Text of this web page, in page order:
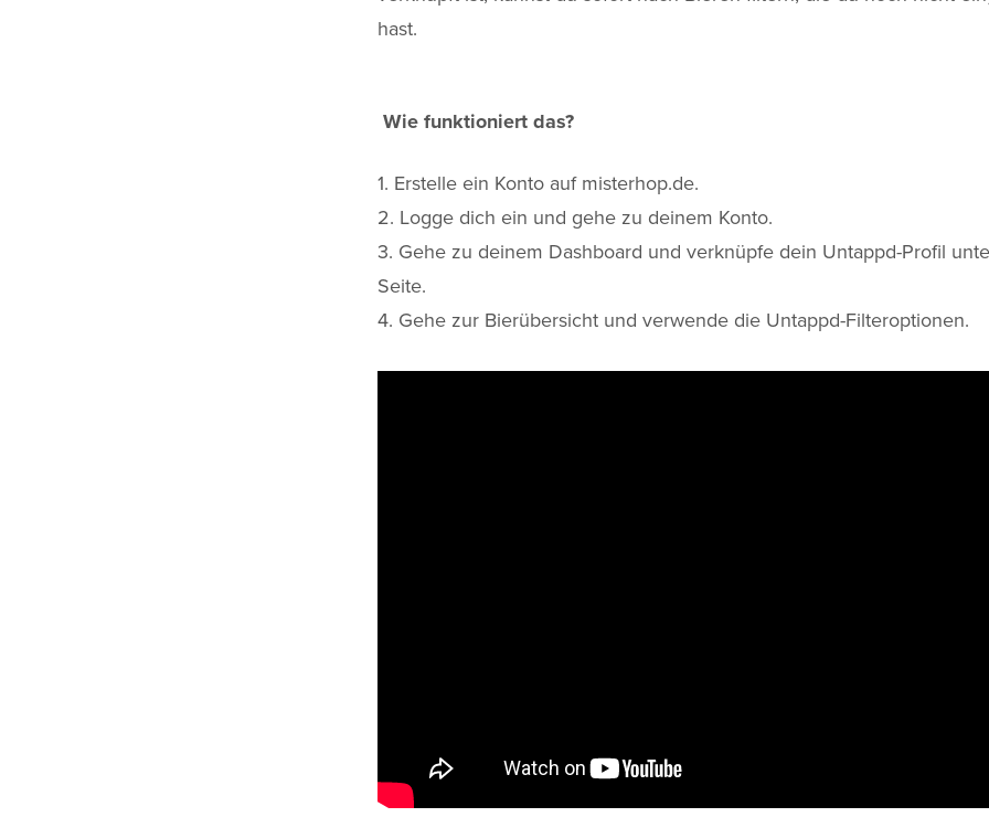
hast.
Wie funktioniert das?
1. Erstelle ein Konto auf misterhop.de.
2. Logge dich ein und gehe zu deinem Konto.
3. Gehe zu deinem Dashboard und verknüpfe dein Untappd-Profil
Seite.
4. Gehe zur Bierübersicht und verwende die Untappd-Filteroptionen.